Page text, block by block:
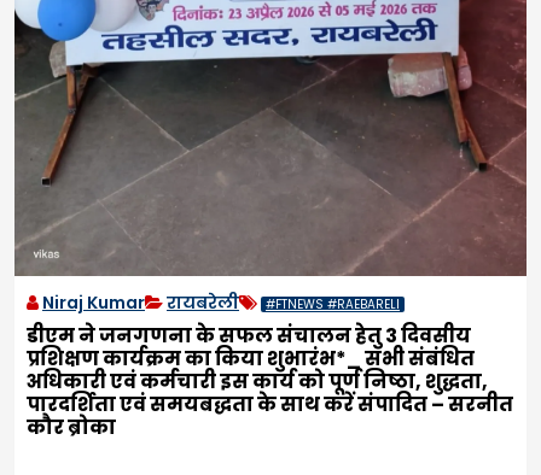
Niraj Kumar रायबरेली #FTNEWS #RAEBARELI
डीएम ने जनगणना के सफल संचालन हेतु 3 दिवसीय
प्रशिक्षण कार्यक्रम का किया शुभारंभ*_ सभी संबंधित
अधिकारी एवं कर्मचारी इस कार्य को पूर्ण निष्ठा, शुद्धता,
पारदर्शिता एवं समयबद्धता के साथ करें संपादित – सरनीत
कौर ब्रोका